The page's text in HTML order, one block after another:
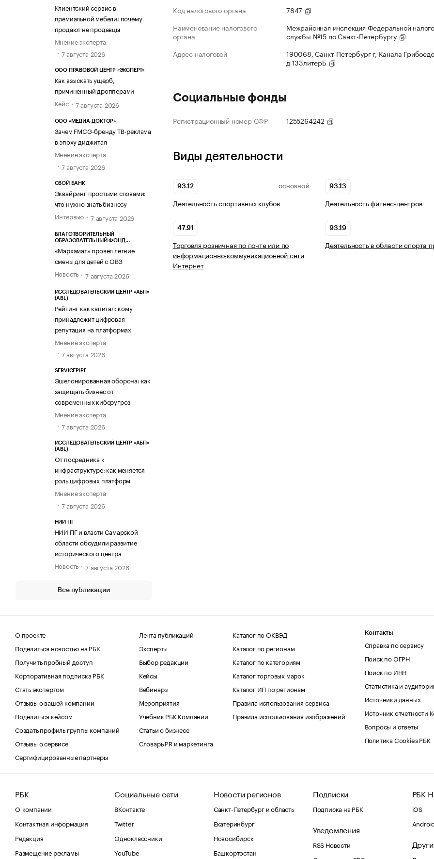
Клиентский сервис в
премиальной мебели: почему
продают не продавцы
Мнение эксперта
7 августа 2026
ООО ПРАВОВОЙ ЦЕНТР «ЭКСПЕРТ»
Как взыскать ущерб,
причиненный дропперами
Кейс
7 августа 2026
ООО «МЕДИА-ДОКТОР»
Зачем FMCG-бренду ТВ-реклама
в эпоху диджитал
Мнение эксперта
7 августа 2026
СВОЙ БАНК
Эквайринг простыми словами:
что нужно знать бизнесу
Интервью
7 августа 2026
БЛАГОТВОРИТЕЛЬНЫЙ
ОБРАЗОВАТЕЛЬНЫЙ ФОНД
«Мархамат» провел летние
смены для детей с ОВЗ
Новость
7 августа 2026
ИССЛЕДОВАТЕЛЬСКИЙ ЦЕНТР «АБП»
(ABL)
Рейтинг как капитал: кому
принадлежит цифровая
репутация на платформах
Мнение эксперта
7 августа 2026
SERVICEPIPE
Эшелонированная оборона: как
защищать бизнес от
современных киберугроз
Мнение эксперта
7 августа 2026
ИССЛЕДОВАТЕЛЬСКИЙ ЦЕНТР «АБП»
(ABL)
От посредника к
инфраструктуре: как меняется
роль цифровых платформ
Мнение эксперта
7 августа 2026
НИИ ПГ
НИИ ПГ и власти Самарской
области обсудили развитие
исторического центра
Новость
7 августа 2026
Все публикации
Код налогового органа
7847
Наименование налогового
органа
Межрайонная инспекция Федеральной
службы №15 по Санкт-Петербургу
Адрес налоговой
190068, Санкт-Петербург г, Канала
д 133литерБ
Социальные фонды
Регистрационный номер СФР 1255264242
Виды деятельности
93.12 ОСНОВНОЙ
Деятельность спортивных клубов
93.13
Деятельность фитнес-центров
47.91
Торговля розничная по почте или по
информационно-коммуникационной сети
Интернет
93.19
Деятельность в области спорта
О проекте
Поделиться новостью на РБК
Получить пробный доступ
Корпоративная подписка РБК
Стать экспертом
Отзывы о вашей компании
Поделиться кейсом
Создать профиль группы компаний
Отзывы о сервисе
Сертифицированные партнеры
Лента публикаций
Эксперты
Выбор редакции
Кейсы
Вебинары
Мероприятия
Учебник РБК Компании
Статьи о бизнесе
Словарь PR и маркетинга
Каталог по ОКВЭД
Каталог по регионам
Каталог по категориям
Каталог торговых марок
Каталог ИП по регионам
Правила использования сервиса
Правила использования изображений
Контакты
Справка по сервису
Поиск по ОГРН
Поиск по ИНН
Статистика и
Источники данных
Источник отчетности
Вопросы и ответы
Политика Cookies РБК
РБК
О компании
Контактная информация
Редакция
Размещение рекламы
Социальные сети
ВКонтакте
Twitter
Одноклассники
YouTube
Новости регионов
Санкт-Петербург и область
Екатеринбург
Новосибирск
Башкортостан
Подписки
Подписка на РБК
Уведомления
RSS Новости
РБК
iOS